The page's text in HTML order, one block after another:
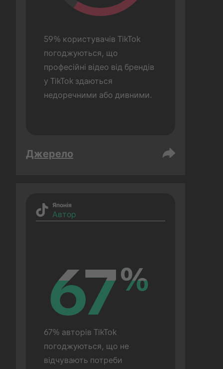
59% користувачів TikTok
погоджуються, що
професійні відео від брендів
у TikTok здаються
недоречними або дивними.
Джерело
Японія
Автор
67%
67%
67% авторів TikTok
погоджуються, що не
відчувають потреби